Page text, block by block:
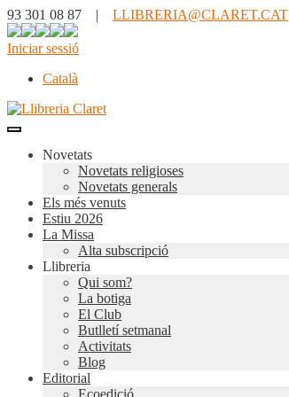
93 301 08 87 | LLIBRERIA@CLARET.CAT
Iniciar sessió
Català
Novetats
Novetats religioses
Novetats generals
Els més venuts
Estiu 2026
La Missa
Alta subscripció
Llibreria
Qui som?
La botiga
El Club
Butlletí setmanal
Activitats
Blog
Editorial
Ecoedició